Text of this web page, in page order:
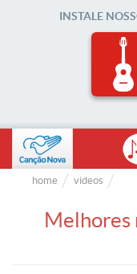
INSTALE
home videos
Melhores